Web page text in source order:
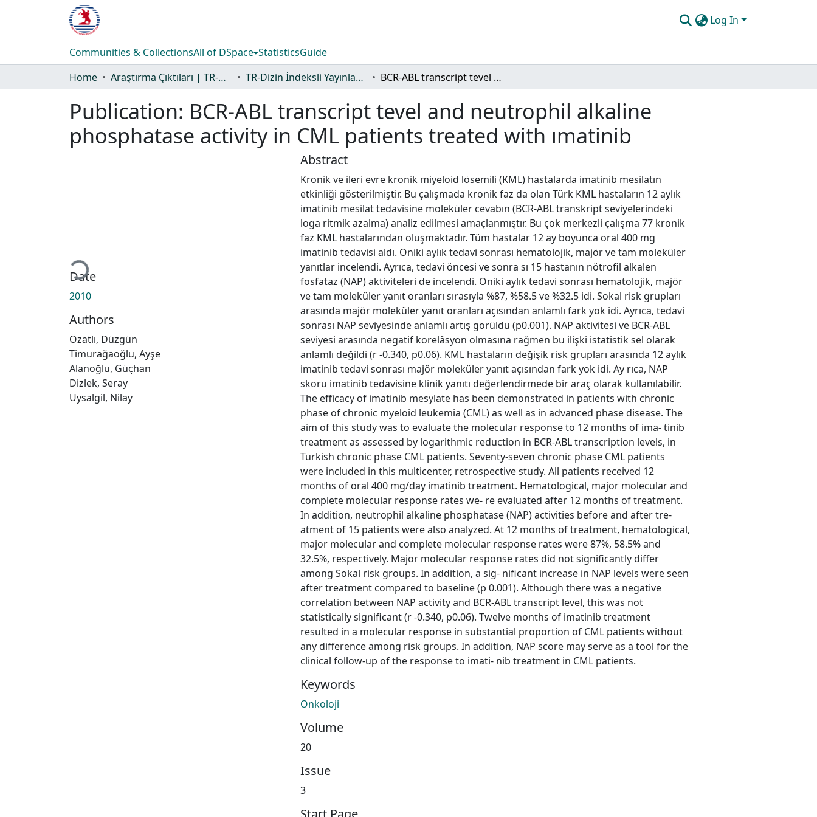
Log In
Communities & CollectionsAll of DSpace StatisticsGuide
Home
Araştırma Çıktıları | TR-Dizin | WoS | Scopus | PubMed TR-Dizin İndeksli Yayınlar Koleksiyonu BCR-ABL transcript tevel and neutrophil alkaline phosphatase activity in CML patients treated with ımatinib
Publication: BCR-ABL transcript tevel and neutrophil alkaline
phosphatase activity in CML patients treated with ımatinib
Loading...
Date
2010
Authors
Özatlı, Düzgün
Timurağaoğlu, Ayşe
Alanoğlu, Güçhan
Dizlek, Seray
Uysalgil, Nilay
Abstract
Kronik ve ileri evre kronik miyeloid lösemili (KML) hastalarda imatinib mesilatın
etkinliği gösterilmiştir. Bu çalışmada kronik faz da olan Türk KML hastaların 12 aylık
imatinib mesilat tedavisine moleküler cevabın (BCR-ABL transkript seviyelerindeki
loga ritmik azalma) analiz edilmesi amaçlanmıştır. Bu çok merkezli çalışma 77 kronik
faz KML hastalarından oluşmaktadır. Tüm hastalar 12 ay boyunca oral 400 mg
imatinib tedavisi aldı. Oniki aylık tedavi sonrası hematolojik, majör ve tam moleküler
yanıtlar incelendi. Ayrıca, tedavi öncesi ve sonra sı 15 hastanın nötrofil alkalen
fosfataz (NAP) aktiviteleri de incelendi. Oniki aylık tedavi sonrası hematolojik, majör
ve tam moleküler yanıt oranları sırasıyla %87, %58.5 ve %32.5 idi. Sokal risk grupları
arasında majör moleküler yanıt oranları açısından anlamlı fark yok idi. Ayrıca, tedavi
sonrası NAP seviyesinde anlamlı artış görüldü (p0.001). NAP aktivitesi ve BCR-ABL
seviyesi arasında negatif korelâsyon olmasına rağmen bu ilişki istatistik sel olarak
anlamlı değildi (r -0.340, p0.06). KML hastaların değişik risk grupları arasında 12 aylık
imatinib tedavi sonrası majör moleküler yanıt açısından fark yok idi. Ay rıca, NAP
skoru imatinib tedavisine klinik yanıtı değerlendirmede bir araç olarak kullanılabilir.
The efficacy of imatinib mesylate has been demonstrated in patients with chronic
phase of chronic myeloid leukemia (CML) as well as in advanced phase disease. The
aim of this study was to evaluate the molecular response to 12 months of ima- tinib
treatment as assessed by logarithmic reduction in BCR-ABL transcription levels, in
Turkish chronic phase CML patients. Seventy-seven chronic phase CML patients
were included in this multicenter, retrospective study. All patients received 12
months of oral 400 mg/day imatinib treatment. Hematological, major molecular and
complete molecular response rates we- re evaluated after 12 months of treatment.
In addition, neutrophil alkaline phosphatase (NAP) activities before and after tre-
atment of 15 patients were also analyzed. At 12 months of treatment, hematological,
major molecular and complete molecular response rates were 87%, 58.5% and
32.5%, respectively. Major molecular response rates did not significantly differ
among Sokal risk groups. In addition, a sig- nificant increase in NAP levels were seen
after treatment compared to baseline (p 0.001). Although there was a negative
correlation between NAP activity and BCR-ABL transcript level, this was not
statistically significant (r -0.340, p0.06). Twelve months of imatinib treatment
resulted in a molecular response in substantial proportion of CML patients without
any difference among risk groups. In addition, NAP score may serve as a tool for the
clinical follow-up of the response to imati- nib treatment in CML patients.
Keywords
Onkoloji
Volume
20
Issue
3
Start Page